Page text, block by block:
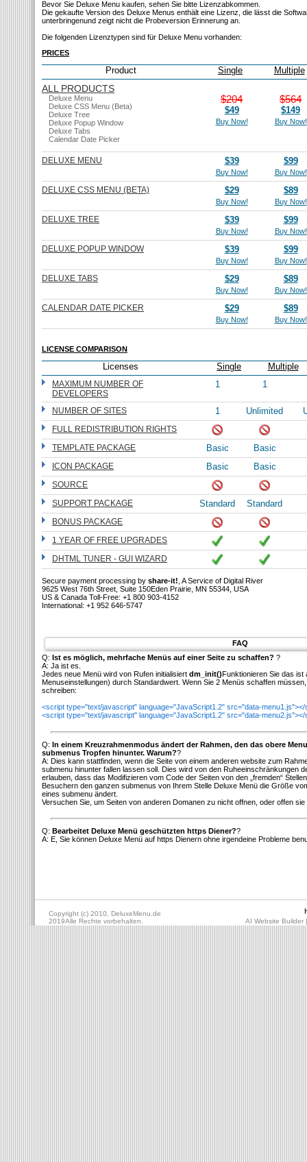
Bevor Sie Deluxe Menu kaufen, sehen Sie bitte Lizenzabkommen.
Die gekaufte Version des Deluxe Menus enthält eine Lizenz, die lässt die
unterbringenund zeigt nicht die Probeversion Erinnerung an.
Die folgenden Lizenztypen sind für Deluxe Menu vorhanden:
PRICES
Product Single Multiple
ALL PRODUCTS
Deluxe Menu
Deluxe CSS Menu (Beta)
Deluxe Tree
Deluxe Popup Window
Deluxe Tabs
Calendar Date Picker
$204
$49
Buy Now!
$564
$149
Buy Now!
DELUXE MENU $39
Buy Now!
$99
Buy Now!
DELUXE CSS MENU (BETA) $29
Buy Now!
$89
Buy Now!
DELUXE TREE $39
Buy Now!
$99
Buy Now!
DELUXE POPUP WINDOW $39
Buy Now!
$99
Buy Now!
DELUXE TABS $29
Buy Now!
$89
Buy Now!
CALENDAR DATE PICKER $29
Buy Now!
$89
Buy Now!
LICENSE COMPARISON
Licenses Single Multiple
MAXIMUM NUMBER OF
DEVELOPERS
1 1
NUMBER OF SITES 1 Unlimited
FULL REDISTRIBUTION RIGHTS
TEMPLATE PACKAGE
Basic Basic
ICON PACKAGE Basic Basic
SOURCE
SUPPORT PACKAGE
Standard Standard
BONUS PACKAGE
1 YEAR OF FREE UPGRADES
DHTML TUNER - GUI WIZARD
Secure payment processing by share-it! , A Service of Digital River
9625 West 76th Street, Suite 150Eden Prairie, MN 55344, USA
US & Canada Toll-Free: +1 800 903-4152
International: +1 952 646-5747
FAQ
Q: Ist es möglich, mehrfache Menüs auf einer Seite zu schaffen? ?
A: Ja ist es.
Jedes neue Menü wird von Rufen initialisiert dm_init()Funktionieren Sie das ist
Menuseinstellungen) durch Standardwert. Wenn Sie 2 Menüs schaffen
schreiben:
<script type="text/javascript" language="JavaScript1.2" src="data-menu1.js"></
<script type="text/javascript" language="JavaScript1.2" src="data-menu2.js"></
Q: In einem Kreuzrahmenmodus ändert der Rahmen, den das obere
submenus Tropfen hinunter. Warum??
A: Dies kann stattfinden, wenn die Seite von einem anderen website zum
submenu hinunter fallen lassen soll. Dies wird von den Ruheeinschränkungen
erlauben, dass das Modifizieren vom Code der Seiten von den „fremden“
Besuchern den ganzen submenus von Ihrem Stelle Deluxe Menü die Größe
eines submenu ändert.
Versuchen Sie, um Seiten von anderen Domanen zu nicht offnen, oder offen sie
Q: Bearbeitet Deluxe Menü geschützten https Diener??
A: E, Sie können Deluxe Menü auf https Dienern ohne irgendeine Probleme
Copyright (c) 2010, DeluxeMenu.de
2019Alle Rechte vorbehalten. AI Website Builder